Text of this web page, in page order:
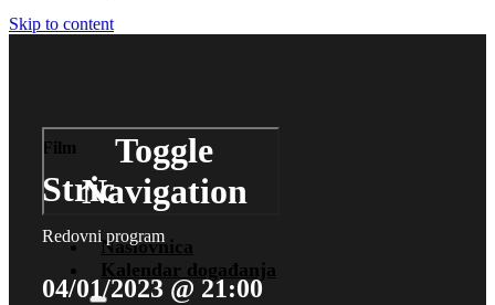
Skip to content
Toggle
Navigation
Naslovnica
Kalendar događanja
Film
Stric
Redovni program
04/01/2023 @ 21:00